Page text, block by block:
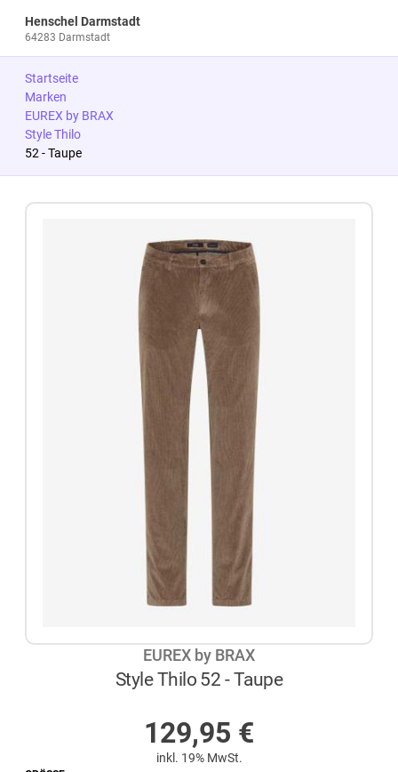
Henschel Darmstadt
64283 Darmstadt
Startseite
Marken
EUREX by BRAX
Style Thilo
52 - Taupe
EUREX by BRAX
Style Thilo 52 - Taupe
129,95 €
inkl. 19% MwSt.